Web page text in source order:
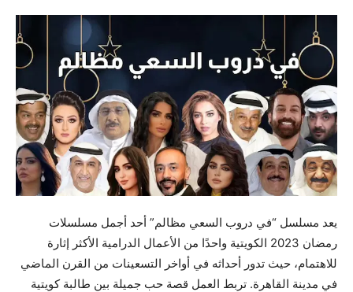
يعد مسلسل “في دروب السعي مظالم” أحد أجمل مسلسلات
رمضان 2023 الكويتية واحدًا من الأعمال الدرامية الأكثر إثارة
للاهتمام، حيث تدور أحداثه في أواخر التسعينات من القرن الماضي
في مدينة القاهرة. تربط العمل قصة حب جميلة بين طالبة كويتية